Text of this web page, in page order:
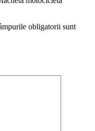
obligatorii sunt